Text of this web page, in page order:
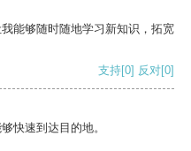
能够随时随地学习新知识，拓宽
支持[0] 反对[0]
快速到达目的地。